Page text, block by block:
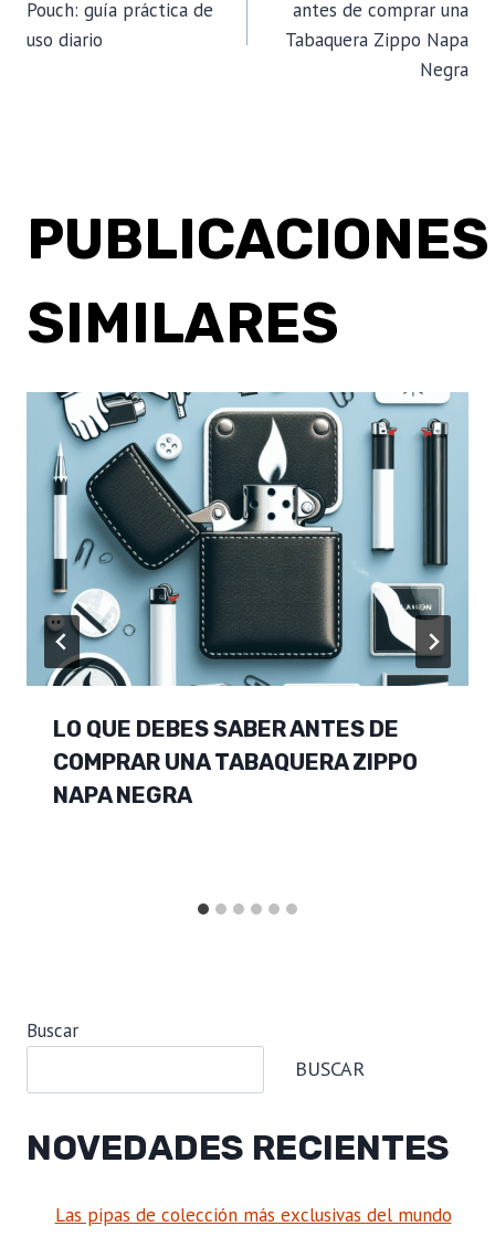
ENTRADAS
Pouch: guía práctica de
uso diario
antes de comprar una
Tabaquera Zippo Napa
Negra
PUBLICACIONES
SIMILARES
LO QUE DEBES SABER ANTES DE
COMPRAR UNA TABAQUERA ZIPPO
NAPA NEGRA
Buscar
BUSCAR
NOVEDADES RECIENTES
Las pipas de colección más exclusivas del mundo